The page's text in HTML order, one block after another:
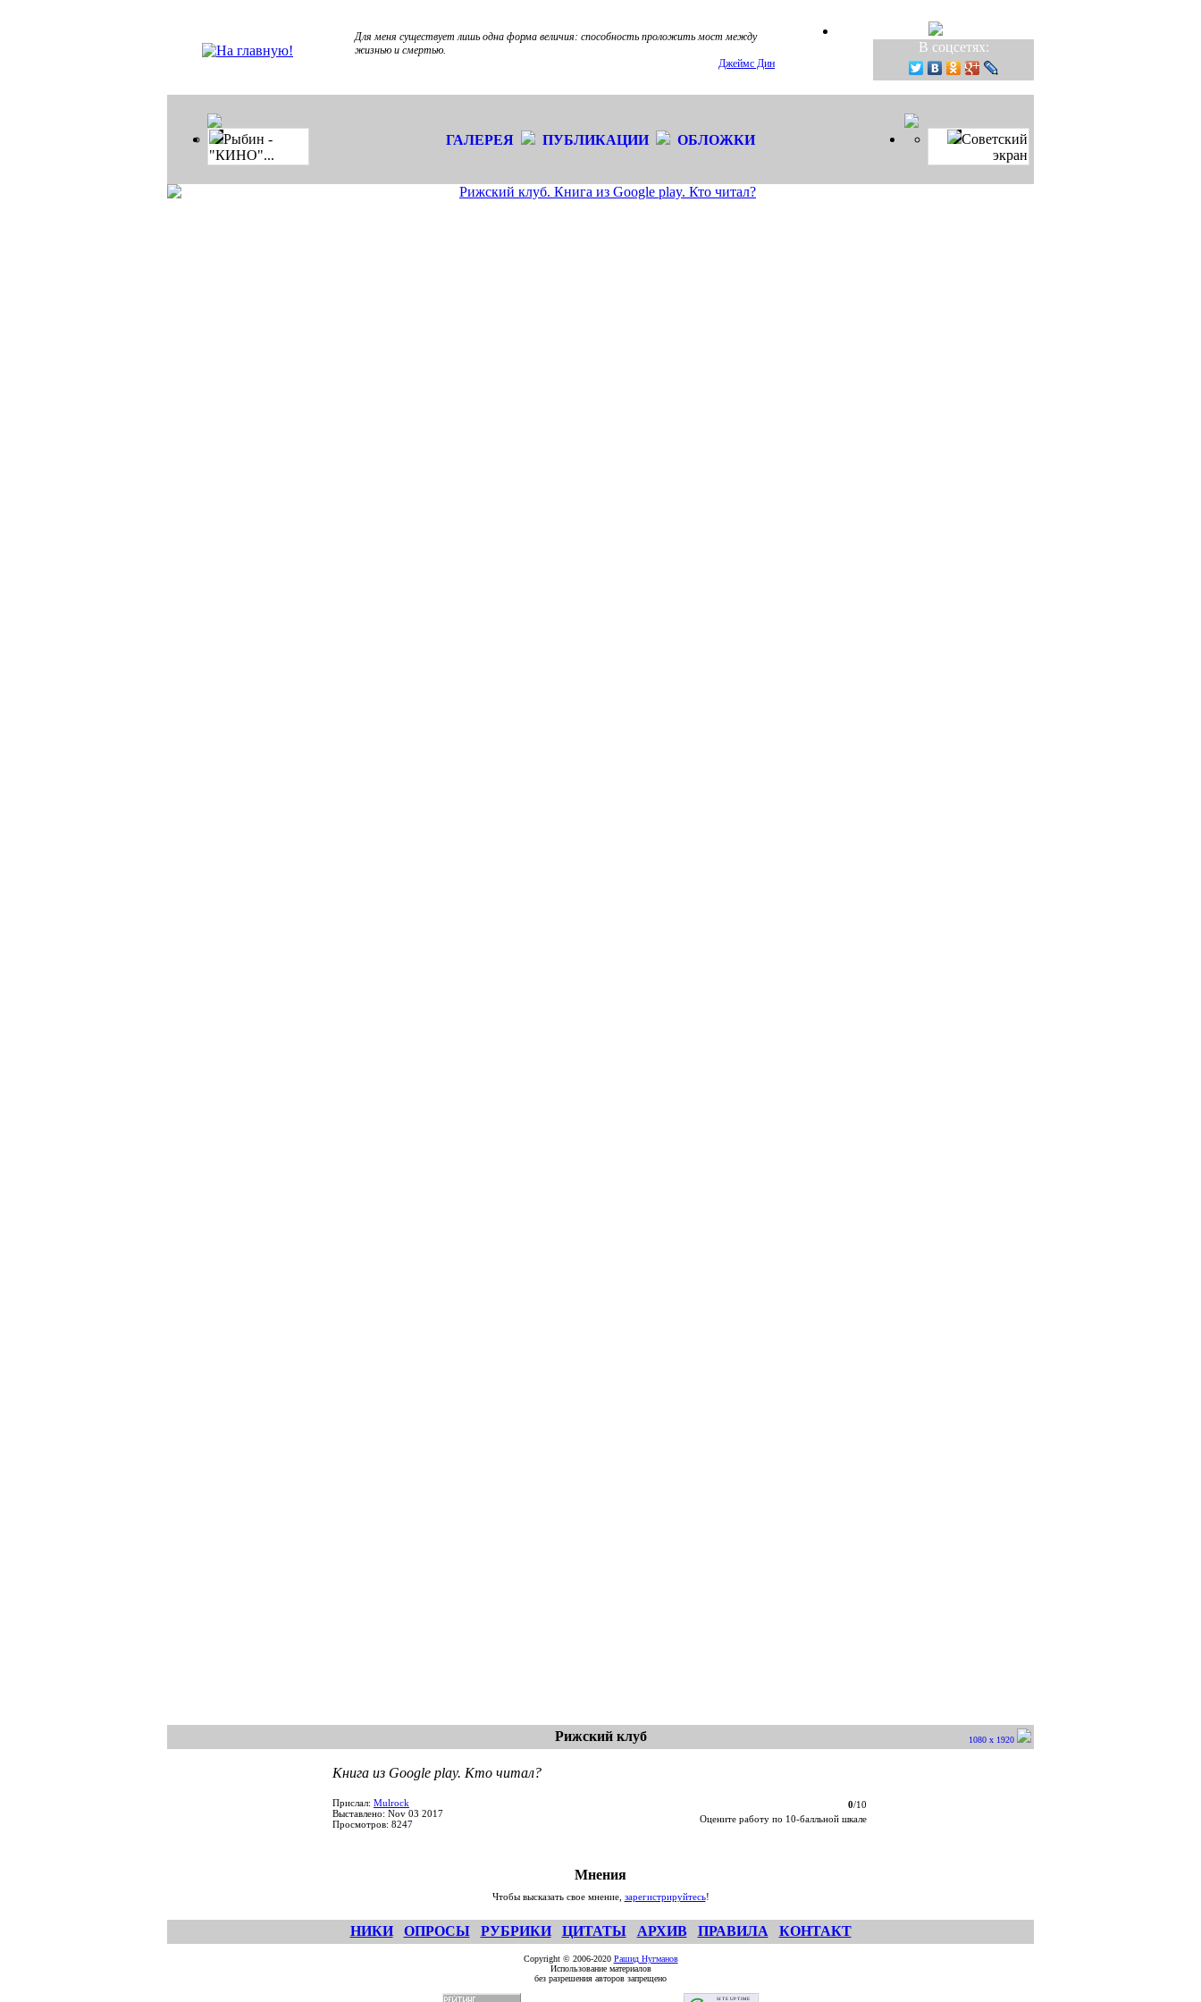
Для меня существует лишь одна форма величия: способность проложить мост между
жизнью и смертью.
Джеймс Дин
В соцсетях:
Рыбин -
"КИНО"...
ГАЛЕРЕЯ ПУБЛИКАЦИИ ОБЛОЖКИ
Советский
экран
Рижский клуб 1080 x 1920
Книга из Google play. Кто читал?
Прислал: Mulrock
Выставлено: Nov 03 2017
Просмотров: 8247
0/10
Оцените работу по 10-балльной шкале
Мнения
Чтобы высказать свое мнение, зарегистрируйтесь!
НИКИ ОПРОСЫ РУБРИКИ ЦИТАТЫ АРХИВ ПРАВИЛА КОНТАКТ
Copyright © 2006-2020 Рашид Нугманов
Использование материалов
без разрешения авторов запрещено